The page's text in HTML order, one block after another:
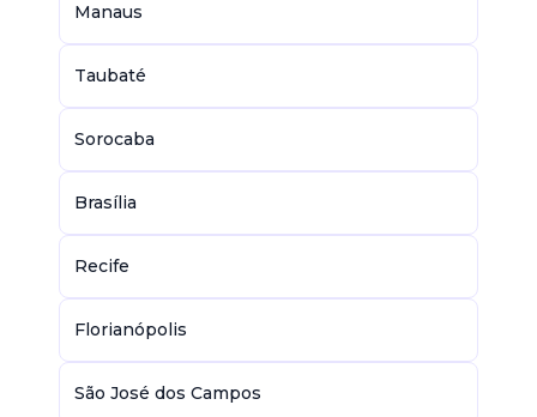
Manaus
Taubaté
Sorocaba
Brasília
Recife
Florianópolis
São José dos Campos